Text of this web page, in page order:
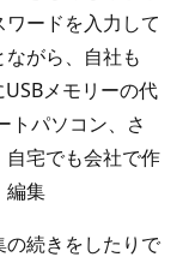
ードを入力して
がら、自社も
メモリーの代
トパソコン、さ
宅でも会社で作
編集
続きをしたりで